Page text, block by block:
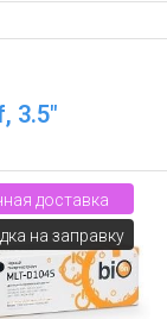
3.5"
доставка
на заправку